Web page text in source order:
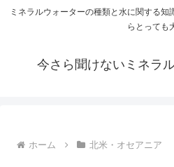
ミネラルウォーターの種類と水に関する
らとっても
今さら聞けないミネラ
ホーム 北米・オセアニア